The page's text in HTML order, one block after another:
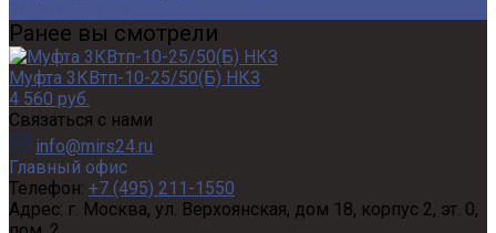
Ранее вы смотрели
Муфта 3КВтп-10-25/50(Б) НКЗ
4 560 руб.
Связаться с нами
info@mirs24.ru
Главный офис
Телефон: +7 (495) 211-1550
Адрес: г. Москва, ул. Верхоянская, дом 18, корпус 2, эт. 0,